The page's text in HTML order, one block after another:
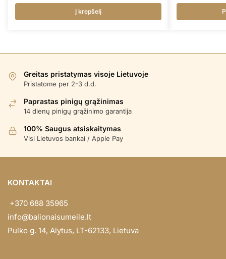
Į krepšelį
Greitas pristatymas visoje Lietuvoje
Pristatome per 2-3 d.d.
Paprastas pinigų grąžinimas
14 dienų pinigų grąžinimo garantija
100% Saugus atsiskaitymas
Visi Lietuvos bankai / Apple Pay
KONTAKTAI
+370 688 35965
info@balionaisumeile.lt
Pulko g. 14, Alytus, LT-62133, Lietuva